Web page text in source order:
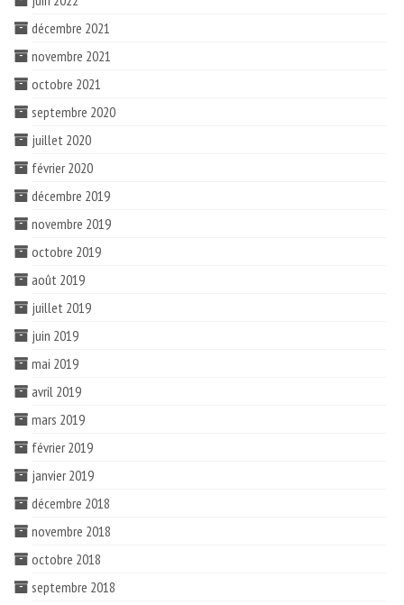
décembre 2021
novembre 2021
octobre 2021
septembre 2020
juillet 2020
février 2020
décembre 2019
novembre 2019
octobre 2019
août 2019
juillet 2019
juin 2019
mai 2019
avril 2019
mars 2019
février 2019
janvier 2019
décembre 2018
novembre 2018
octobre 2018
septembre 2018